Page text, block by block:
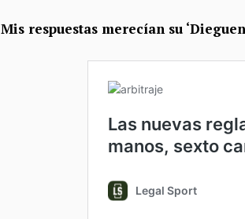
Mis respuestas merecían su